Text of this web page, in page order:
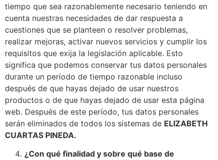
tiempo que sea razonablemente necesario teniendo en
cuenta nuestras necesidades de dar respuesta a
cuestiones que se planteen o resolver problemas,
realizar mejoras, activar nuevos servicios y cumplir los
requisitos que exija la legislación aplicable. Esto
significa que podemos conservar tus datos personales
durante un período de tiempo razonable incluso
después de que hayas dejado de usar nuestros
productos o de que hayas dejado de usar esta página
web. Después de este período, tus datos personales
serán eliminados de todos los sistemas de ELIZABETH
CUARTAS PINEDA.
¿Con qué finalidad y sobre qué base de